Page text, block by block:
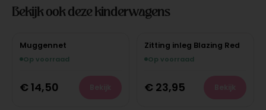
Bekijk ook deze kinderwagens
Muggennet
Op voorraad
€ 14,50
Zitting inleg Blazing Red
Op voorraad
€ 23,95